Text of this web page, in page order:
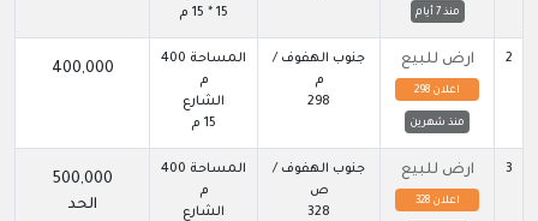
منذ 7 أيام
15 * 15 م
2 ارض للبيع
اعلان 298
منذ شهرين
جنوب الهفوف /
م
298
المساحة 400
م
الشارع
15 م
400,000
3 ارض للبيع
اعلان 328
جنوب الهفوف /
ص
328
المساحة 400
م
الشارع
500,000
الحد